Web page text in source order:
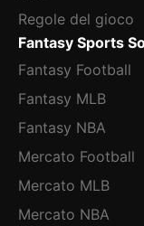
Regole del gioco
Fantasy Sports
Fantasy Football
Fantasy MLB
Fantasy NBA
Mercato Football
Mercato MLB
Mercato NBA